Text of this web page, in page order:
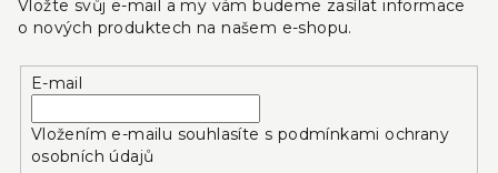
Vložte svůj e-mail a my vám budeme zasílat informace
o nových produktech na našem e-shopu.
E-mail
Vložením e-mailu souhlasíte s podmínkami ochrany
osobních údajů